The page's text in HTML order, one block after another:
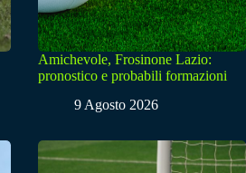
Amichevole, Frosinone Lazio:
pronostico e probabili formazioni
9 Agosto 2026